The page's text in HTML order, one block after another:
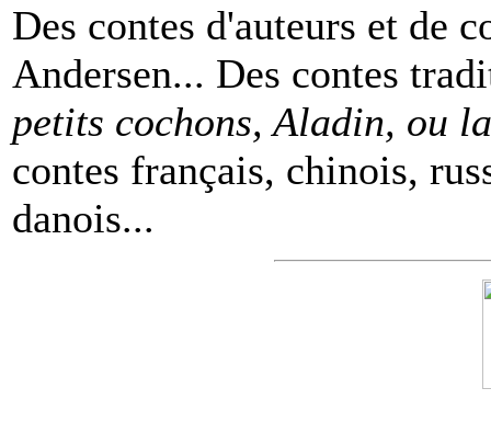
Des contes d'auteurs et de
Andersen... Des contes
petits cochons, Aladin, ou
contes français, chinois,
danois...